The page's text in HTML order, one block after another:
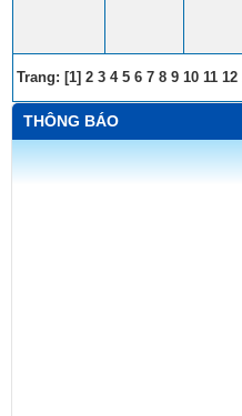
Trang: [1]​​ 2 3 4​​ 5 6 7 8 9 10 11 12
THÔNG BÁO